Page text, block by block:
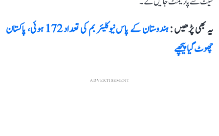
یہ بھی پڑھیں :
ہندوستان کے پاس نیوکلیئر بم کی تعداد 172 ہوئی، پاکستان
چھوٹ گیا پیچھے
ADVERTISEMENT